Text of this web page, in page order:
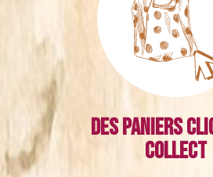
Des paniers
collect